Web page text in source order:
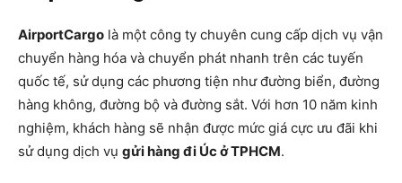
AirportCargo là một công ty chuyên cung cấp dịch vụ vận
chuyển hàng hóa và chuyển phát nhanh trên các tuyến
quốc tế, sử dụng các phương tiện như đường biển, đường
hàng không, đường bộ và đường sắt. Với hơn 10 năm kinh
nghiệm, khách hàng sẽ nhận được mức giá cực ưu đãi khi
sử dụng dịch vụ gửi hàng đi Úc ở TPHCM.